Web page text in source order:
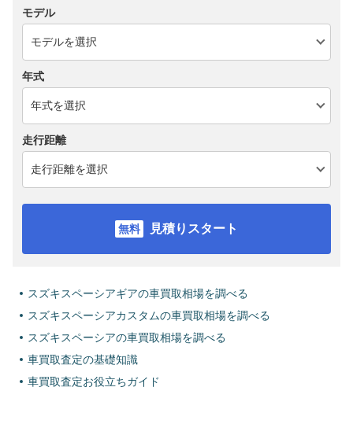
モデル
年式
走行距離
見積りスタート
スズキスペーシアギアの車買取相場を調べる
スズキスペーシアカスタムの車買取相場を調べる
スズキスペーシアの車買取相場を調べる
車買取査定の基礎知識
車買取査定お役立ちガイド